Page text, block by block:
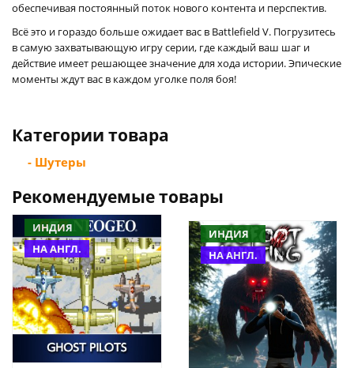
обеспечивая постоянный поток нового контента и перспектив.
Всё это и гораздо больше ожидает вас в Battlefield V. Погрузитесь
в самую захватывающую игру серии, где каждый ваш шаг и
действие имеет решающее значение для хода истории. Эпические
моменты ждут вас в каждом уголке поля боя!
Категории товара
- Шутеры
Рекомендуемые товары
ИНДИЯ
НА АНГЛ.
ИНДИЯ
НА АНГЛ.